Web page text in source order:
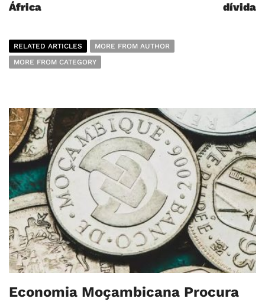
África
dívida
RELATED ARTICLES
MORE FROM AUTHOR
MORE FROM CATEGORY
Economia Moçambicana Procura